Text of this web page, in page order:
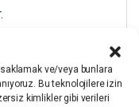
ve/veya bunlara
Bu teknolojilere izin
kimlikler gibi verileri